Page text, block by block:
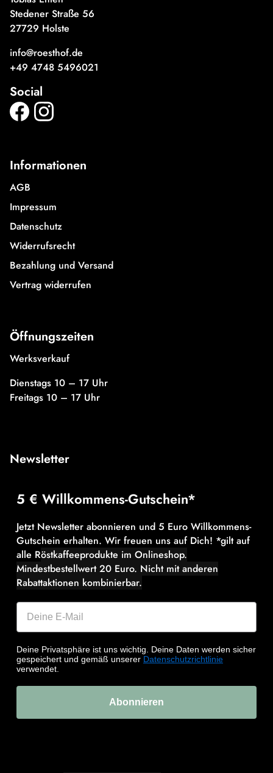
Stedener Straße 56
27729 Holste
info@roesthof.de
+49 4748 5496021
Social
Informationen
AGB
Impressum
Datenschutz
Widerrufsrecht
Bezahlung und Versand
Vertrag widerrufen
Öffnungszeiten
Werksverkauf
Dienstags 10 – 17 Uhr
Freitags 10 – 17 Uhr
Newsletter
5 € Willkommens-Gutschein*
Jetzt Newsletter abonnieren und 5 Euro Willkommens-
Gutschein erhalten. Wir freuen uns auf Dich! *gilt auf
alle Röstkaffeeprodukte im Onlineshop.
Mindestbestellwert 20 Euro. Nicht mit anderen
Rabattaktionen kombinierbar.
Deine Privatsphäre ist uns wichtig. Deine Daten werden sicher
gespeichert und gemäß unserer Datenschutzrichtlinie
verwendet.
Abonnieren